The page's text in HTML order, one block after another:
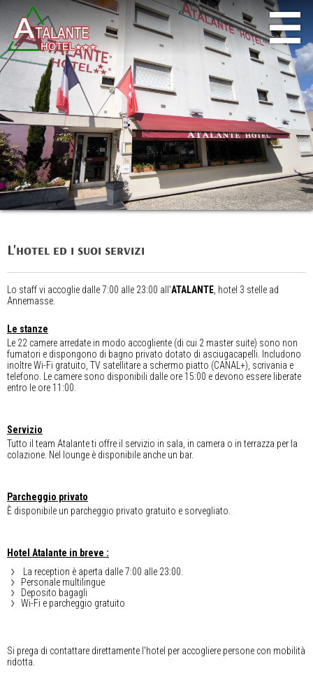
L'hotel ed i suoi servizi
Lo staff vi accoglie dalle 7:00 alle 23:00 all'ATALANTE , hotel 3 stelle ad
Annemasse.
Le stanze
Le 22 camere arredate in modo accogliente (di cui 2 master suite) sono non
fumatori e dispongono di bagno privato dotato di asciugacapelli. Includono
inoltre Wi-Fi gratuito, TV satellitare a schermo piatto (CANAL+), scrivania e
telefono. Le camere sono disponibili dalle ore 15:00 e devono essere liberate
entro le ore 11:00.
Servizio
Tutto il team Atalante ti offre il servizio in sala, in camera o in terrazza per la
colazione. Nel lounge è disponibile anche un bar.
Parcheggio privato
È disponibile un parcheggio privato gratuito e sorvegliato.
Hotel Atalante in breve :
La reception è aperta dalle 7:00 alle 23:00.
Personale multilingue
Deposito bagagli
Wi-Fi e parcheggio gratuito
Si prega di contattare direttamente l'hotel per accogliere persone con mobilità
ridotta.